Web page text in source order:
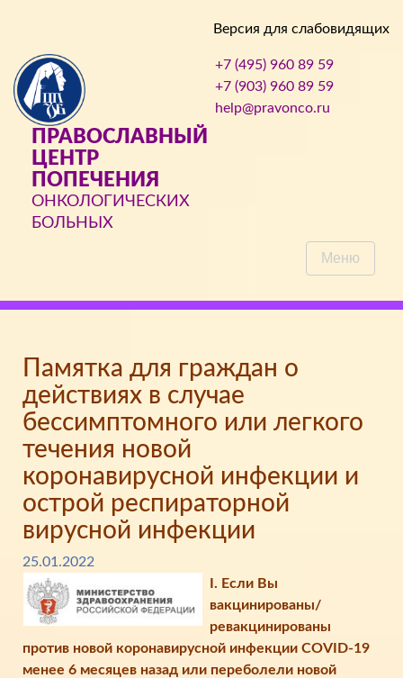
Версия для слабовидящих
ПРАВОСЛАВНЫЙ
ЦЕНТР
ПОПЕЧЕНИЯ
ОНКОЛОГИЧЕСКИХ
БОЛЬНЫХ
+7 (495) 960 89 59
+7 (903) 960 89 59
help@pravonco.ru
Меню
Памятка для граждан о
действиях в случае
бессимптомного или легкого
течения новой
коронавирусной инфекции и
острой респираторной
вирусной инфекции
25.01.2022
I. Если Вы
вакцинированы/
ревакцинированы
против новой коронавирусной инфекции COVID-19
менее 6 месяцев назад или переболели новой